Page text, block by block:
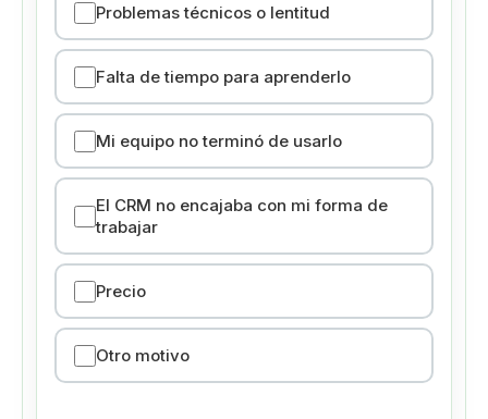
Problemas técnicos o lentitud
Falta de tiempo para aprenderlo
Mi equipo no terminó de usarlo
El CRM no encajaba con mi forma de
trabajar
Precio
Otro motivo